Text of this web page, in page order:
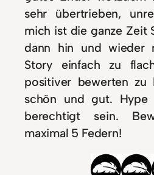
sehr übertrieben,
mich ist die ganze Zeit
dann hin und wieder
Story einfach zu
positiver bewerten zu
schön und gut. Hype
berechtigt sein.
maximal 5 Federn!